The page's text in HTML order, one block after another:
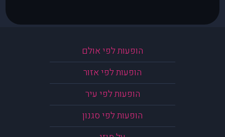
הופעות לפי אולם
הופעות לפי אזור
הופעות לפי עיר
הופעות לפי סגנון